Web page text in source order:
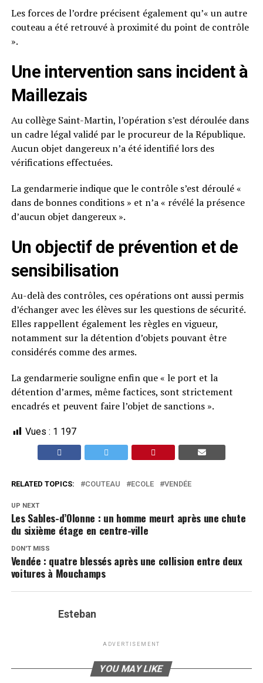
Les forces de l’ordre précisent également qu’« un autre
couteau a été retrouvé à proximité du point de contrôle
».
Une intervention sans incident à
Maillezais
Au collège Saint-Martin, l’opération s’est déroulée dans
un cadre légal validé par le procureur de la République.
Aucun objet dangereux n’a été identifié lors des
vérifications effectuées.
La gendarmerie indique que le contrôle s’est déroulé «
dans de bonnes conditions » et n’a « révélé la présence
d’aucun objet dangereux ».
Un objectif de prévention et de
sensibilisation
Au-delà des contrôles, ces opérations ont aussi permis
d’échanger avec les élèves sur les questions de sécurité.
Elles rappellent également les règles en vigueur,
notamment sur la détention d’objets pouvant être
considérés comme des armes.
La gendarmerie souligne enfin que « le port et la
détention d’armes, même factices, sont strictement
encadrés et peuvent faire l’objet de sanctions ».
Vues : 1 197
RELATED TOPICS: COUTEAU ECOLE VENDÉE
UP NEXT
Les Sables-d’Olonne : un homme meurt après une chute
du sixième étage en centre-ville
DON'T MISS
Vendée : quatre blessés après une collision entre deux
voitures à Mouchamps
Esteban
ADVERTISEMENT
YOU MAY LIKE